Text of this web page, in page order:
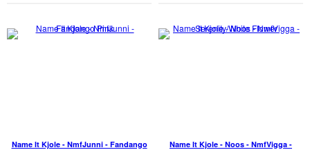
Name It Kjole - NmfJunni - Fandango
Name It Kjole - Noos - NmfVigga -